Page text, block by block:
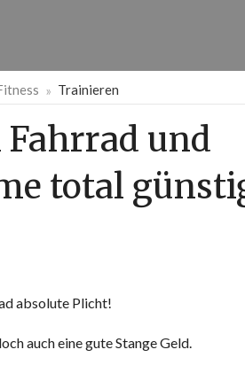
Trainieren
und
total
absolute Plicht!
auch eine gute Stange Geld.